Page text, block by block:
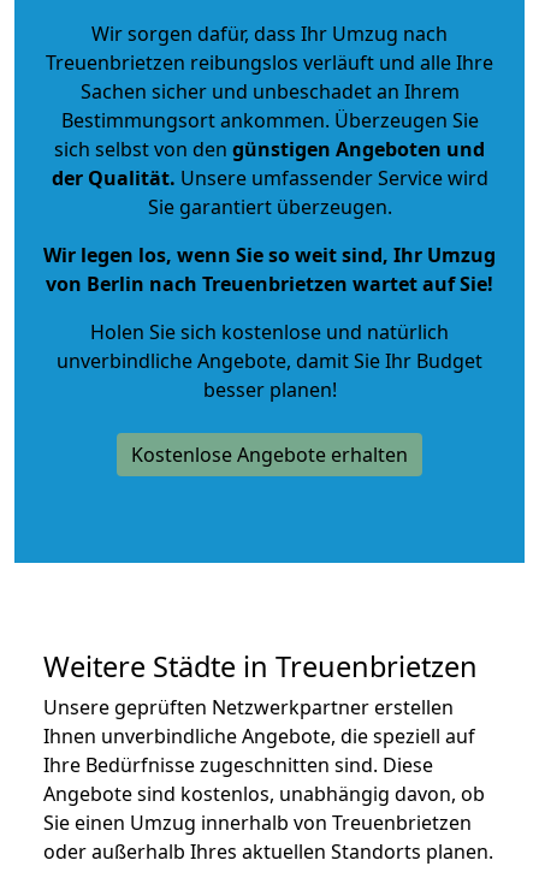
Wir sorgen dafür, dass Ihr Umzug nach
Treuenbrietzen reibungslos verläuft und alle Ihre
Sachen sicher und unbeschadet an Ihrem
Bestimmungsort ankommen. Überzeugen Sie
sich selbst von den günstigen Angeboten und
der Qualität. Unsere umfassender Service wird
Sie garantiert überzeugen.
Wir legen los, wenn Sie so weit sind, Ihr Umzug
von Berlin nach Treuenbrietzen wartet auf Sie!
Holen Sie sich kostenlose und natürlich
unverbindliche Angebote, damit Sie Ihr Budget
besser planen!
Kostenlose Angebote erhalten
Weitere Städte in Treuenbrietzen
Unsere geprüften Netzwerkpartner erstellen
Ihnen unverbindliche Angebote, die speziell auf
Ihre Bedürfnisse zugeschnitten sind. Diese
Angebote sind kostenlos, unabhängig davon, ob
Sie einen Umzug innerhalb von Treuenbrietzen
oder außerhalb Ihres aktuellen Standorts planen.